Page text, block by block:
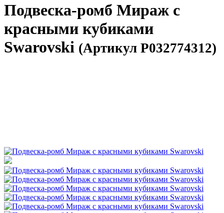
Подвеска-ромб Мираж с
красными кубиками
Swarovski (Артикул P032774312)